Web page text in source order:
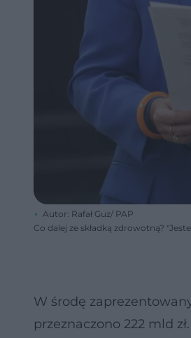
Autor: Rafał Guz/ PAP
Co dalej ze składką zdrowotną?
W środę
przeznaczono 222 mld